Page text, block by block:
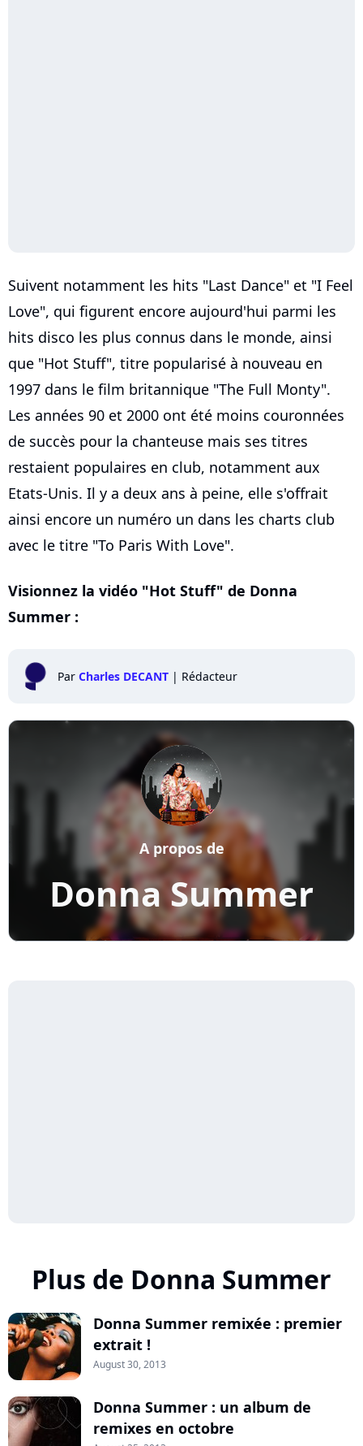
Suivent notamment les hits "Last Dance" et "I Feel
Love", qui figurent encore aujourd'hui parmi les
hits disco les plus connus dans le monde, ainsi
que "Hot Stuff", titre popularisé à nouveau en
1997 dans le film britannique "The Full Monty".
Les années 90 et 2000 ont été moins couronnées
de succès pour la chanteuse mais ses titres
restaient populaires en club, notamment aux
Etats-Unis. Il y a deux ans à peine, elle s'offrait
ainsi encore un numéro un dans les charts club
avec le titre "To Paris With Love".
Visionnez la vidéo "Hot Stuff" de Donna
Summer :
Par Charles DECANT | Rédacteur
Donna Summer
A propos de
Plus de Donna Summer
Donna Summer remixée : premier
extrait !
August 30, 2013
Donna Summer : un album de
remixes en octobre